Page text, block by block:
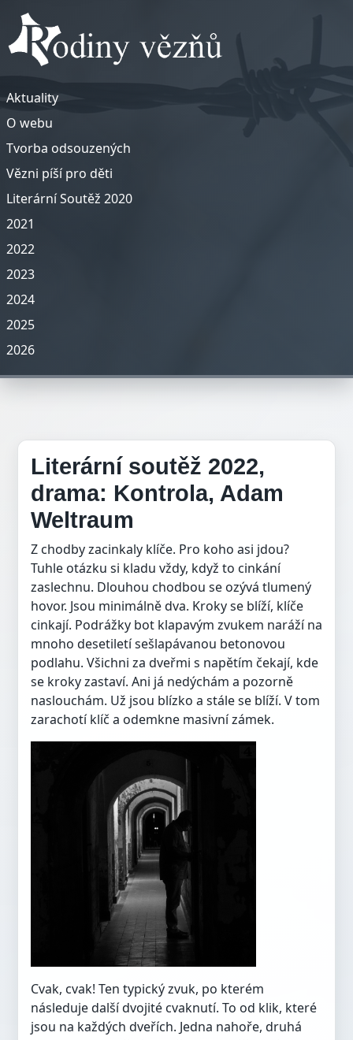
Aktuality
O webu
Tvorba odsouzených
Vězni píší pro děti
Literární Soutěž 2020
2021
2022
2023
2024
2025
2026
Literární soutěž 2022,
drama: Kontrola, Adam
Weltraum
Z chodby zacinkaly klíče. Pro koho asi jdou?
Tuhle otázku si kladu vždy, když to cinkání
zaslechnu. Dlouhou chodbou se ozývá tlumený
hovor. Jsou minimálně dva. Kroky se blíží, klíče
cinkají. Podrážky bot klapavým zvukem naráží na
mnoho desetiletí sešlapávanou betonovou
podlahu. Všichni za dveřmi s napětím čekají, kde
se kroky zastaví. Ani já nedýchám a pozorně
naslouchám. Už jsou blízko a stále se blíží. V tom
zarachotí klíč a odemkne masivní zámek.
Cvak, cvak! Ten typický zvuk, po kterém
následuje další dvojité cvaknutí. To od klik, které
jsou na každých dveřích. Jedna nahoře, druhá